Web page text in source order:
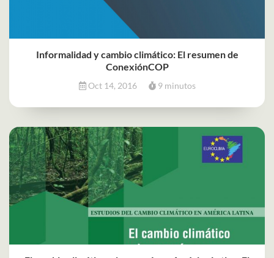
Informalidad y cambio climático: El resumen de
ConexiónCOP
Oct 14, 2016 9 minutos